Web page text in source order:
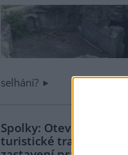
selhání?
Spolky: Otevřený
turistické trasy na